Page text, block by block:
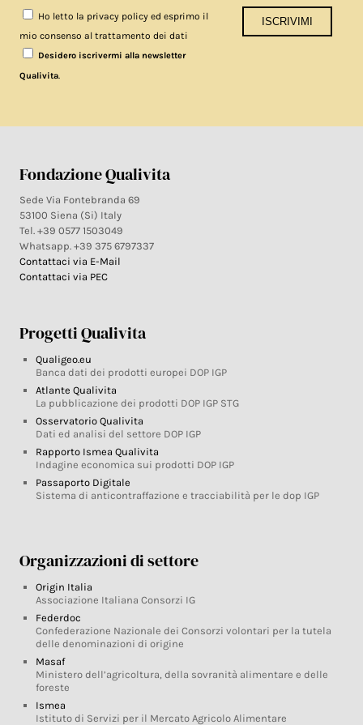
Ho letto la privacy policy ed esprimo il
mio consenso al trattamento dei dati
Desidero iscrivermi alla newsletter
Qualivita.
Fondazione Qualivita
Sede Via Fontebranda 69
53100 Siena (Si) Italy
Tel. +39 0577 1503049
Whatsapp. +39 375 6797337
Contattaci via E-Mail
Contattaci via PEC
Progetti Qualivita
Qualigeo.eu
Banca dati dei prodotti europei DOP IGP
Atlante Qualivita
La pubblicazione dei prodotti DOP IGP STG
Osservatorio Qualivita
Dati ed analisi del settore DOP IGP
Rapporto Ismea Qualivita
Indagine economica sui prodotti DOP IGP
Passaporto Digitale
Sistema di anticontraffazione e tracciabilità per le dop IGP
Organizzazioni di settore
Origin Italia
Associazione Italiana Consorzi IG
Federdoc
Confederazione Nazionale dei Consorzi volontari per la tutela
delle denominazioni di origine
Masaf
Ministero dell’agricoltura, della sovranità alimentare e delle
foreste
Ismea
Istituto di Servizi per il Mercato Agricolo Alimentare